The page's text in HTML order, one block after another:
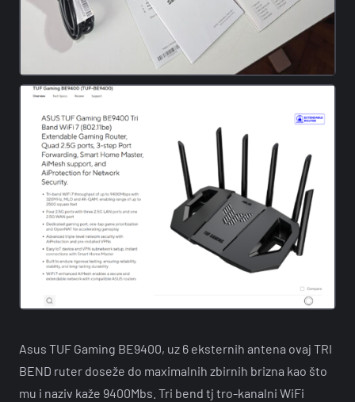
Asus TUF Gaming BE9400, uz 6 eksternih antena ovaj TRI
BEND ruter doseže do maximalnih zbirnih brizna kao što
mu i naziv kaže 9400Mbs. Tri bend tj tro-kanalni WiFi